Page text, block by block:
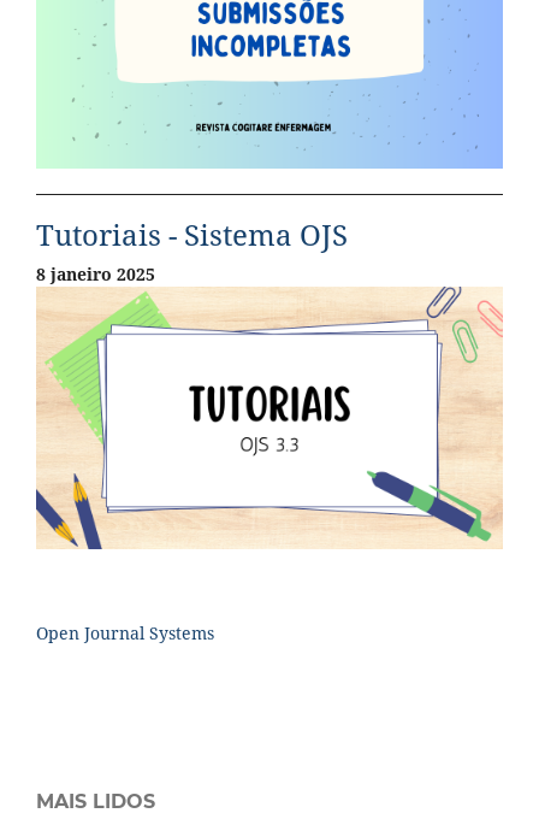
Tutoriais - Sistema OJS
8 janeiro 2025
Open Journal Systems
MAIS LIDOS